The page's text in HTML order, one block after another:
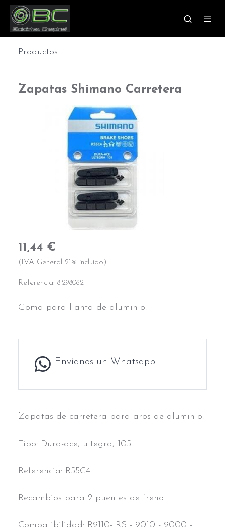
Productos
Zapatas Shimano Carretera
11,44 €
(IVA General 21% incluido)
Referencia: 8l298062
Goma para llanta de aluminio.
Envíanos un Whatsapp
Zapatas de carretera para aros de aluminio.
Tipo: Dura-ace, ultegra, 105.
Referencia: R55C4.
Recambios para 2 puentes de freno.
Compatibilidad: R9110- RS - 9010 - 9000 -